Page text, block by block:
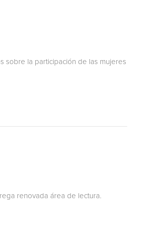
sobre la participación de las mujeres
renovada área de lectura.